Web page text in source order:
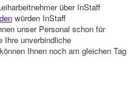
über InStaff
würden InStaff
unser Personal schon für
Ihre unverbindliche
Ihnen noch am gleichen Tag